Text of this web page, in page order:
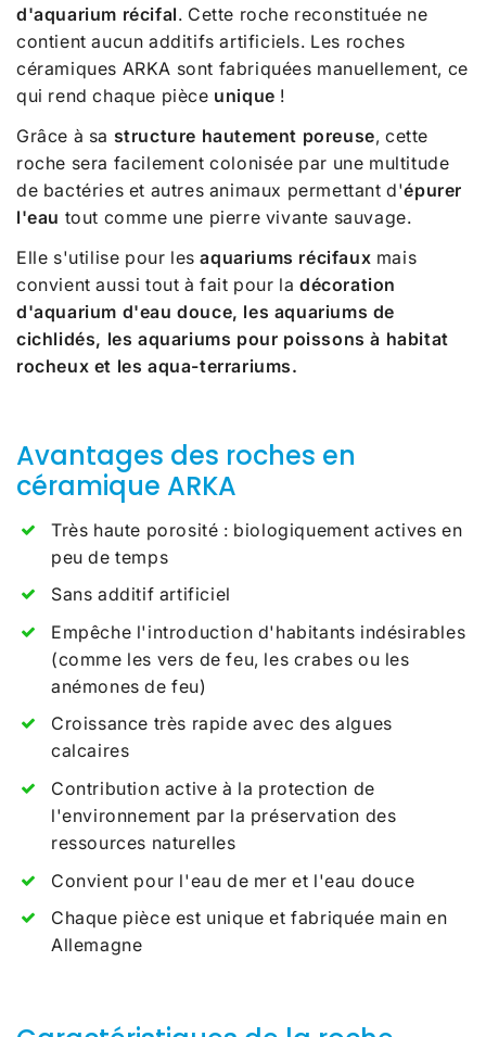
d'aquarium récifal. Cette roche reconstituée ne
contient aucun additifs artificiels. Les roches
céramiques ARKA sont fabriquées manuellement, ce
qui rend chaque pièce unique !
Grâce à sa structure hautement poreuse, cette
roche sera facilement colonisée par une multitude
de bactéries et autres animaux permettant d'épurer
l'eau tout comme une pierre vivante sauvage.
Elle s'utilise pour lesaquariums récifaux mais
convient aussi tout à fait pour la décoration
d'aquarium d'eau douce, les aquariums de
cichlidés, les aquariums pour poissons à habitat
rocheux et les aqua-terrariums.
Avantages des roches en
céramique ARKA
Très haute porosité : biologiquement actives en
peu de temps
Sans additif artificiel
Empêche l'introduction d'habitants indésirables
(comme les vers de feu, les crabes ou les
anémones de feu)
Croissance très rapide avec des algues
calcaires
Contribution active à la protection de
l'environnement par la préservation des
ressources naturelles
Convient pour l'eau de mer et l'eau douce
Chaque pièce est unique et fabriquée main en
Allemagne